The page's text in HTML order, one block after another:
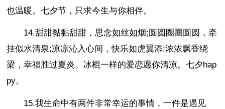
也温暖。七夕节，只求今生与你相伴。
14.甜甜黏黏甜甜，思念如丝如烟;圆圆圈圈圆圆，牵
挂似水清泉;凉凉沁入心间，快乐如虎翼添;浓浓飘香绕
梁，幸福胜过夏炎。冰棍一样的爱恋愿你清凉。七夕hap
py。
15.我生命中有两件非常幸运的事情，一件是遇见